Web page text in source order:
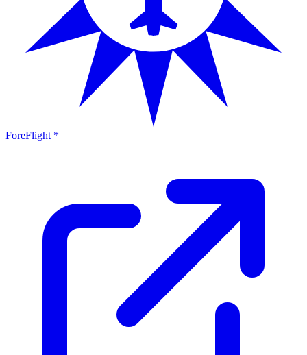
ForeFlight *